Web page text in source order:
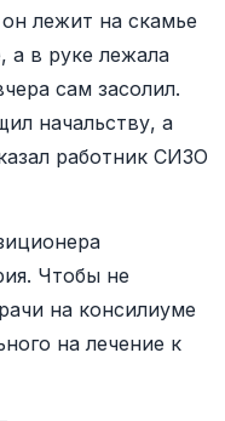
лежит на скамье
а в руке лежала
сам засолил.
начальству, а
работник СИЗО
Чтобы не
на консилиуме
на лечение к